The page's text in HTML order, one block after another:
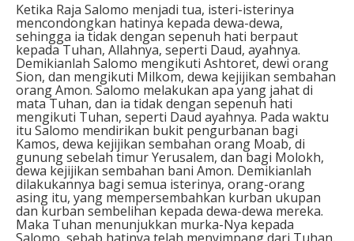
Ketika Raja Salomo menjadi tua, isteri-isterinya
mencondongkan hatinya kepada dewa-dewa,
sehingga ia tidak dengan sepenuh hati berpaut
kepada Tuhan, Allahnya, seperti Daud, ayahnya.
Demikianlah Salomo mengikuti Ashtoret, dewi orang
Sion, dan mengikuti Milkom, dewa kejijikan sembahan
orang Amon. Salomo melakukan apa yang jahat di
mata Tuhan, dan ia tidak dengan sepenuh hati
mengikuti Tuhan, seperti Daud ayahnya. Pada waktu
itu Salomo mendirikan bukit pengurbanan bagi
Kamos, dewa kejijikan sembahan orang Moab, di
gunung sebelah timur Yerusalem, dan bagi Molokh,
dewa kejijikan sembahan bani Amon. Demikianlah
dilakukannya bagi semua isterinya, orang-orang
asing itu, yang mempersembahkan kurban ukupan
dan kurban sembelihan kepada dewa-dewa mereka.
Maka Tuhan menunjukkan murka-Nya kepada